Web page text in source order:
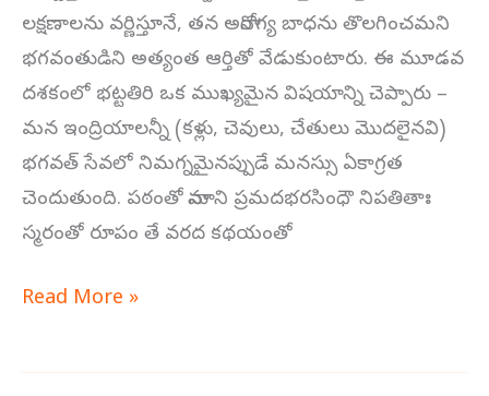
లక్షణాలను వర్ణిస్తూనే, తన అనారోగ్య బాధను తొలగించమని
భగవంతుడిని అత్యంత ఆర్తితో వేడుకుంటారు. ఈ మూడవ
దశకంలో భట్టతిరి ఒక ముఖ్యమైన విషయాన్ని చెప్పారు –
మన ఇంద్రియాలన్నీ (కళ్లు, చెవులు, చేతులు మొదలైనవి)
భగవత్ సేవలో నిమగ్నమైనప్పుడే మనస్సు ఏకాగ్రత
చెందుతుంది. పఠంతో నామాని ప్రమదభరసింధౌ నిపతితాః
స్మరంతో రూపం తే వరద కథయంతో
Read More »